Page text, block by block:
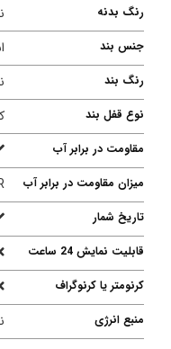
رنگ بدنه
جنس بند
رنگ بند
نوع قفل بند
مقاومت در برابر آب
میزان مقاومت در برابر آب
تاریخ شمار
قابلیت نمایش 24 ساعت
کرنومتر یا کرنوگراف
منبع انرژی